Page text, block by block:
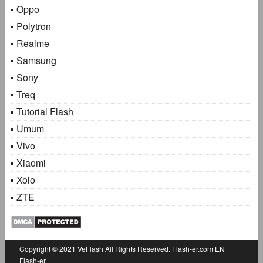
Oppo
Polytron
Realme
Samsung
Sony
Treq
Tutorial Flash
Umum
Vivo
Xiaomi
Xolo
ZTE
Copyright © 2021 VeFlash All Rights Reserved. Flash-er.com EN
Flash-er.